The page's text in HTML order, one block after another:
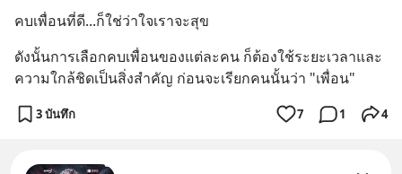
คบเพื่อนที่ดี...ก็ใช่ว่าใจเราจะสุข
ดังนั้นการเลือกคบเพื่อนของแต่ละคน ก็ต้องใช้ระยะเวลาและ
ความใกล้ชิดเป็นสิ่งสำคัญ ก่อนจะเรียกคนนั้นว่า "เพื่อน"
3 บันทึก 7 1 4